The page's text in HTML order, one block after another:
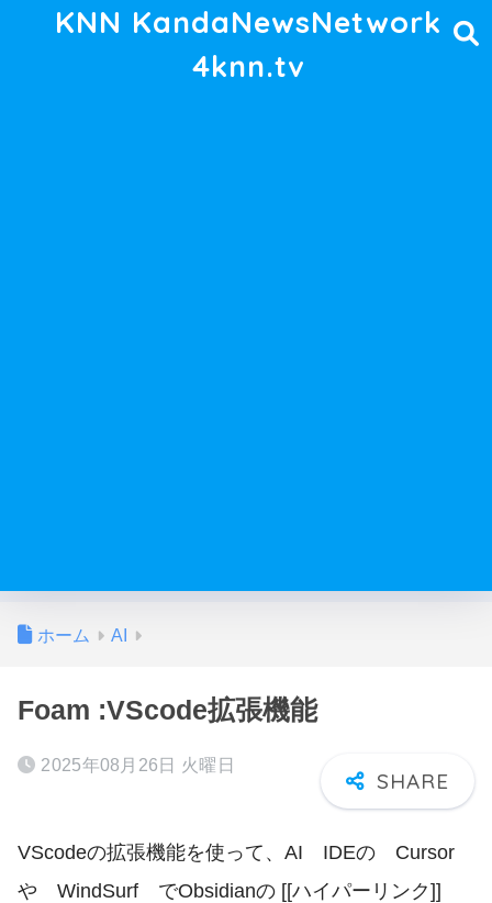
KNN KandaNewsNetwork
4knn.tv
ホーム AI
Foam :VScode拡張機能
2025年08月26日 火曜日
VScodeの拡張機能を使って、AI IDEの Cursor
や WindSurf でObsidianの [[ハイパーリンク]]